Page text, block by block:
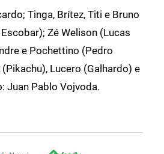
Tinga, Brítez, Titi e Bruno
Zé Welison (Lucas
e Pochettino (Pedro
Lucero (Galhardo) e
Juan Pablo Vojvoda.